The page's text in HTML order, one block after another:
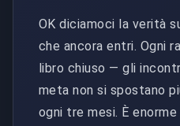
OK diciamoci la verità
che ancora entri. Ogni
libro chiuso — gli
meta non si spostano
ogni tre mesi. È